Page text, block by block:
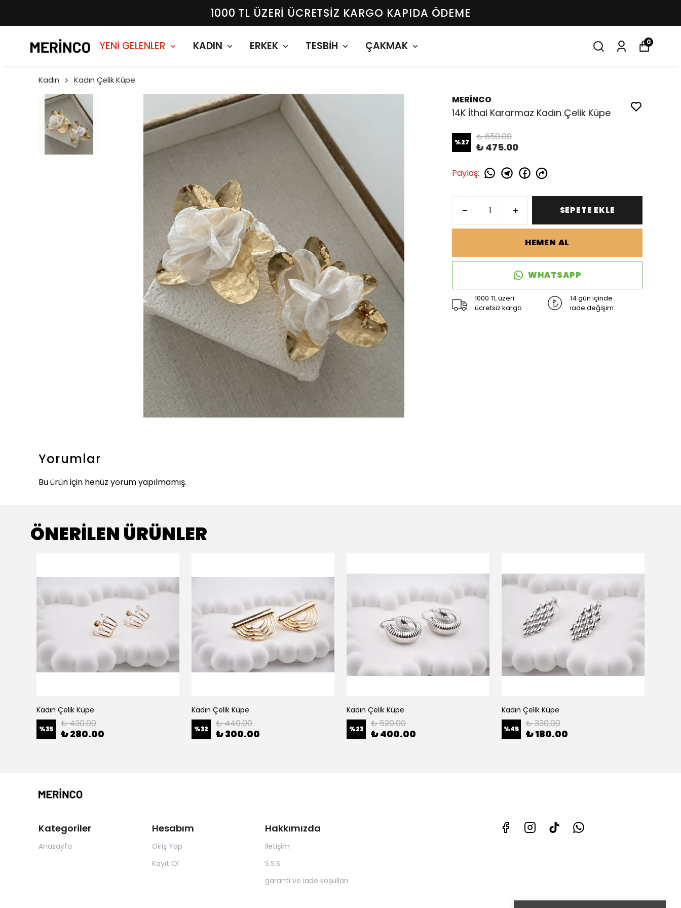
1000 TL ÜZERI ÜCRETSIZ KARGO KAPIDA ÖDEME
YENİ GELENLER KADIN ERKEK TESBİH ÇAKMAK 0
Kadın Kadın Çelik Küpe
MERİNCO
14K İthal Kararmaz Kadın Çelik Küpe
%27 ₺ 650.00
₺ 475.00
Paylaş:
SEPETE EKLE
HEMEN AL
WHATSAPP
1000 TL üzeri
ücretsiz kargo
14 gün içinde
iade değişim
Yorumlar
Bu ürün için henüz yorum yapılmamış.
ÖNERİLEN ÜRÜNLER
Kadın Çelik Küpe
%35 ₺ 430.00
₺ 280.00
Kadın Çelik Küpe
%32 ₺ 440.00
₺ 300.00
Kadın Çelik Küpe
%23 ₺ 520.00
₺ 400.00
Kadın Çelik Küpe
%45 ₺ 330.00
₺ 180.00
Kategoriler
Anasayfa
Hesabım
Giriş Yap
Kayıt Ol
Hakkımızda
İletişim
S.S.S
garanti ve iade koşulları